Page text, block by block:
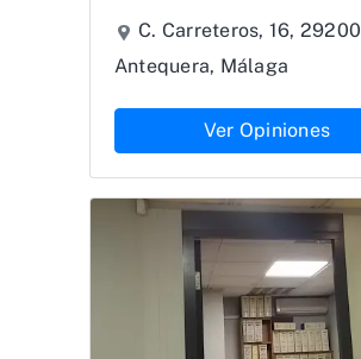
C. Carreteros, 16, 29200
Antequera, Málaga
Ver Opiniones